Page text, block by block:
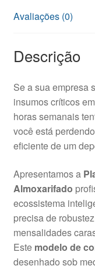
Avaliações (0)
Descrição
Se a sua empresa
insumos críticos
horas semanais
você está
eficiente de um
Apresentamos a
Almoxarifado
ecossistema
precisa de
mensalidades
Este modelo de
desenhado sob